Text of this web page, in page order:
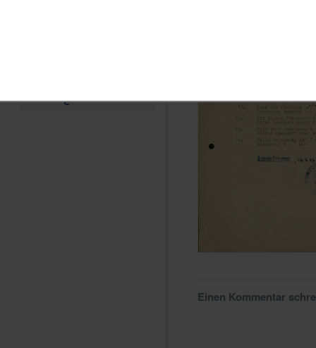
e
Einen Kommentar